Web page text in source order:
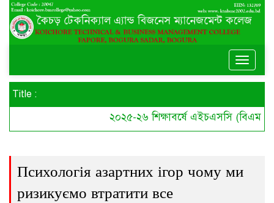
Toggle
Title :
২০২৫-২৬ শিক্ষাবর্ষে এইচএসসি (বিএমটি)
Психологія азартних ігор чому ми
ризикуємо втратити все